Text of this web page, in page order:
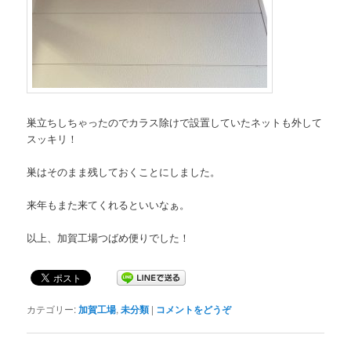
巣立ちしちゃったのでカラス除けで設置していたネットも外して
スッキリ！
巣はそのまま残しておくことにしました。
来年もまた来てくれるといいなぁ。
以上、加賀工場つばめ便りでした！
カテゴリー:加賀工場,未分類 | コメントをどうぞ